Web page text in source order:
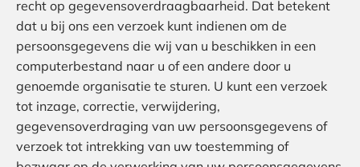
recht op gegevensoverdraagbaarheid. Dat betekent
dat u bij ons een verzoek kunt indienen om de
persoonsgegevens die wij van u beschikken in een
computerbestand naar u of een andere door u
genoemde organisatie te sturen. U kunt een verzoek
tot inzage, correctie, verwijdering,
gegevensoverdraging van uw persoonsgegevens of
verzoek tot intrekking van uw toestemming of